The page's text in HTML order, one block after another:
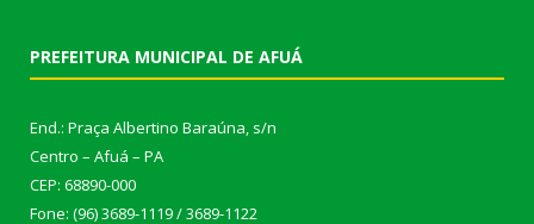
PREFEITURA MUNICIPAL DE AFUÁ
End.: Praça Albertino Baraúna, s/n
Centro – Afuá – PA
CEP: 68890-000
Fone: (96) 3689-1119 / 3689-1122